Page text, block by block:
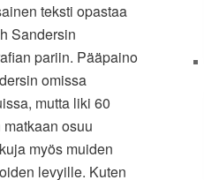
teksti opastaa
Sandersin
pariin. Pääpaino
omissa
mutta liki 60
osuu
myös muiden
levyille. Kuten